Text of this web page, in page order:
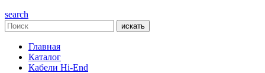
search
искать
Главная
Каталог
Кабели Hi-End